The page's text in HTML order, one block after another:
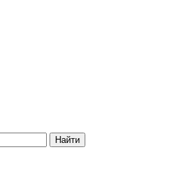
Найти